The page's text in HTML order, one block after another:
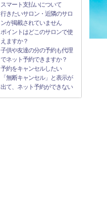
スマート支払いについて
行きたいサロン・近隣のサロ
ンが掲載されていません
ポイントはどこのサロンで使
えますか？
子供や友達の分の予約も代理
でネット予約できますか？
予約をキャンセルしたい
「無断キャンセル」と表示が
出て、ネット予約ができない